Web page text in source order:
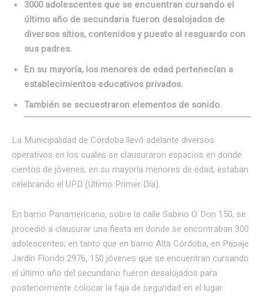
3000 adolescentes que se encuentran cursando el
último año de secundaria fueron desalojados de
diversos sitios, contenidos y puesto al resguardo con
sus padres.
En su mayoría, los menores de edad pertenecían a
establecimientos educativos privados.
También se secuestraron elementos de sonido.
La Municipalidad de Córdoba llevó adelante diversos
operativos en los cuales se clausuraron espacios en donde
cientos de jóvenes, en su mayoría menores de edad, estaban
celebrando el UPD (Último Primer Día).
En barrio Panamericano, sobre la calle Sabino O´Don 150, se
procedió a clausurar una fiesta en donde se encontraban 300
adolescentes; en tanto que en barrio Alta Córdoba, en Pasaje
Jardín Florido 2976, 150 jóvenes que se encuentran cursando
el último año del secundario fueron desalojados para
posteriormente colocar la faja de seguridad en el lugar.